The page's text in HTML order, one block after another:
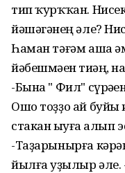
тип ҡурҡҡан.
йәшәгәнһең әле?
Һаман тәғәм аша
йәбешмәһен тиһәң,
-Бына " Фил"
Ошо тоҙҙо ай буйы
стакан һыуға һалып
-Таҙарынырға
йылға һуҙылыр